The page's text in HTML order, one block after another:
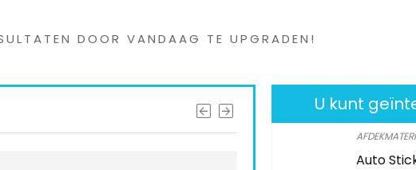
DOOR VANDAAG TE UPGRADEN!
U kunt
Auto